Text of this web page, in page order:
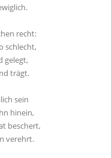
recht:
schlecht,
gelegt,
trägt.
sein
hinein,
beschert,
verehrt.